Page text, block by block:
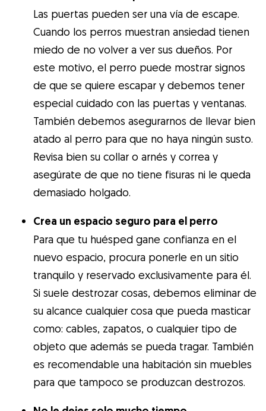
Las puertas pueden ser una vía de escape.
Cuando los perros muestran ansiedad tienen
miedo de no volver a ver sus dueños. Por
este motivo, el perro puede mostrar signos
de que se quiere escapar y debemos tener
especial cuidado con las puertas y ventanas.
También debemos asegurarnos de llevar bien
atado al perro para que no haya ningún susto.
Revisa bien su collar o arnés y correa y
asegúrate de que no tiene fisuras ni le queda
demasiado holgado.
Crea un espacio seguro para el perro
Para que tu huésped gane confianza en el
nuevo espacio, procura ponerle en un sitio
tranquilo y reservado exclusivamente para él.
Si suele destrozar cosas, debemos eliminar de
su alcance cualquier cosa que pueda masticar
como: cables, zapatos, o cualquier tipo de
objeto que además se pueda tragar. También
es recomendable una habitación sin muebles
para que tampoco se produzcan destrozos.